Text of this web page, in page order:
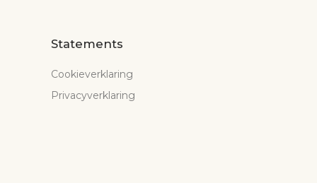
Statements
Cookieverklaring
Privacyverklaring